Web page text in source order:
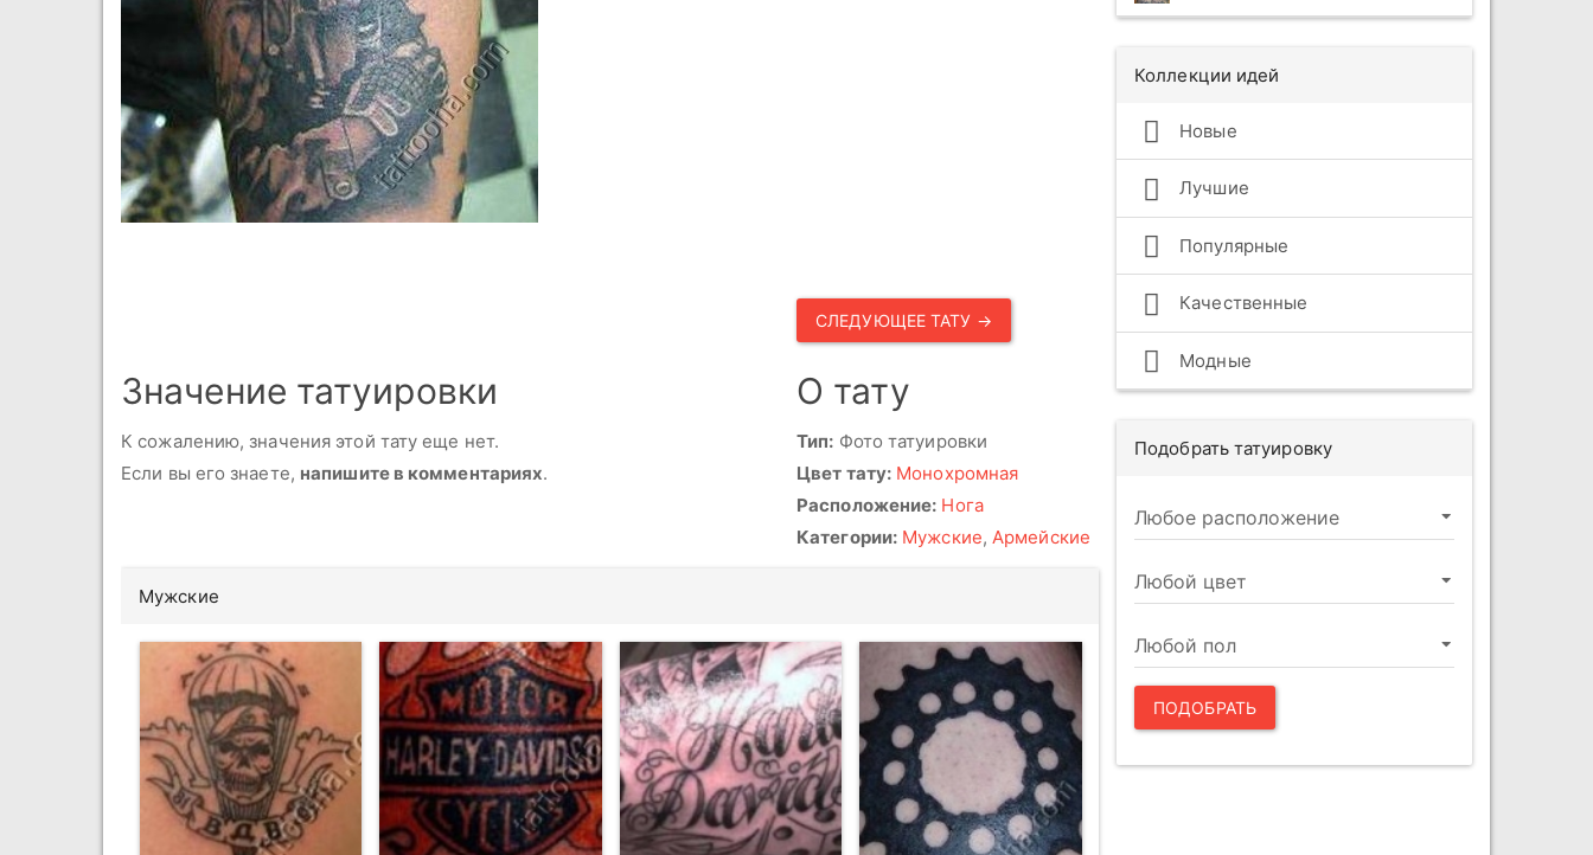
СЛЕДУЮЩЕЕ ТАТУ →
Значение татуировки
К сожалению, значения этой тату еще нет.
Если вы его знаете, напишите в комментариях.
О тату
Тип: Фото татуировки
Цвет тату: Монохромная
Расположение: Нога
Категории: Мужские,Армейские
Мужские
Коллекции идей
Новые
Лучшие
Популярные
Качественные
Модные
Подобрать татуировку
ПОДОБРАТЬ